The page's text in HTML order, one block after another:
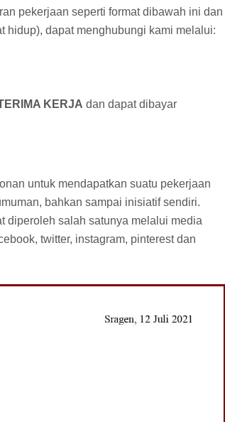
pekerjaan seperti format dibawah ini dan
hidup), dapat menghubungi kami melalui:
KERJA dan dapat dibayar
untuk mendapatkan suatu pekerjaan
bahkan sampai inisiatif sendiri.
diperoleh salah satunya melalui media
twitter, instagram, pinterest dan